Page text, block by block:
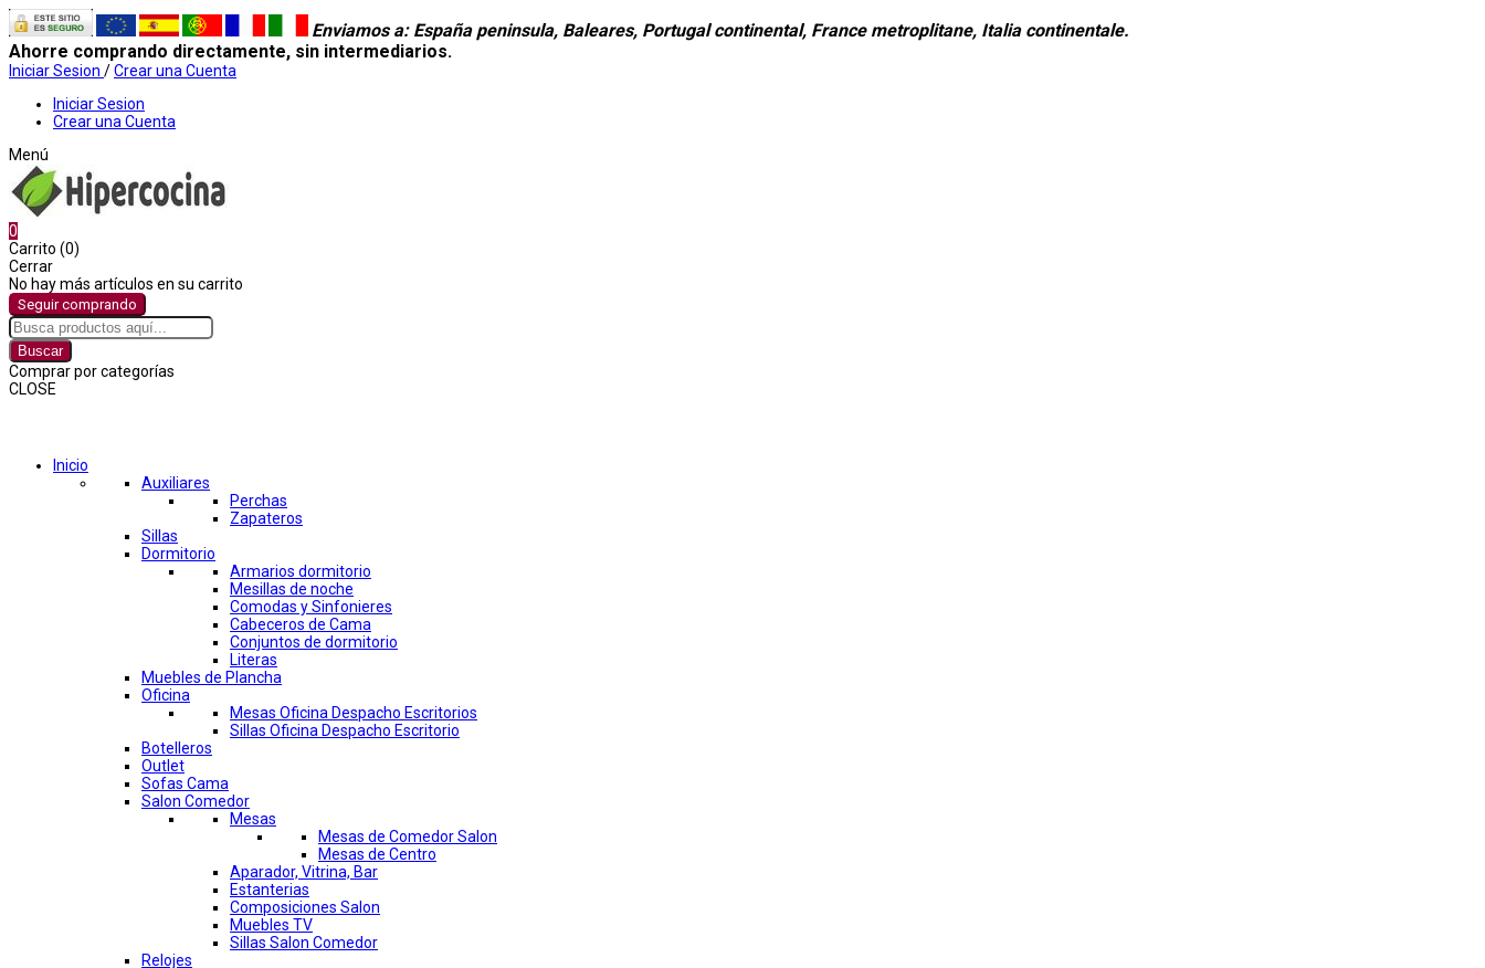
Enviamos a: España peninsula, Baleares, Portugal continental, France metroplitane, Italia continentale.
Ahorre comprando directamente, sin intermediarios.
Iniciar Sesion /Crear una Cuenta
Iniciar Sesion
Crear una Cuenta
Menú
0
Carrito (0)
Cerrar
No hay más artículos en su carrito
Seguir comprando
Buscar
Comprar por categorías
CLOSE
Inicio
Auxiliares
Perchas
Zapateros
Sillas
Dormitorio
Armarios dormitorio
Mesillas de noche
Comodas y Sinfonieres
Cabeceros de Cama
Conjuntos de dormitorio
Literas
Muebles de Plancha
Oficina
Mesas Oficina Despacho Escritorios
Sillas Oficina Despacho Escritorio
Botelleros
Outlet
Sofas Cama
Salon Comedor
Mesas
Mesas de Comedor Salon
Mesas de Centro
Aparador, Vitrina, Bar
Estanterias
Composiciones Salon
Muebles TV
Sillas Salon Comedor
Relojes